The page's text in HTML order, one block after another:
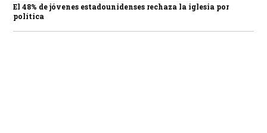
El 48% de jóvenes estadounidenses rechaza la iglesia por
política